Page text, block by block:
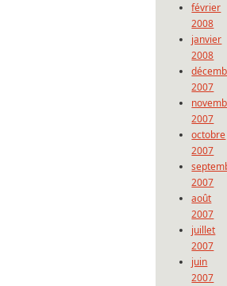
février
2008
janvier
2008
2007
2007
octobre
2007
2007
août
2007
juillet
2007
juin
2007